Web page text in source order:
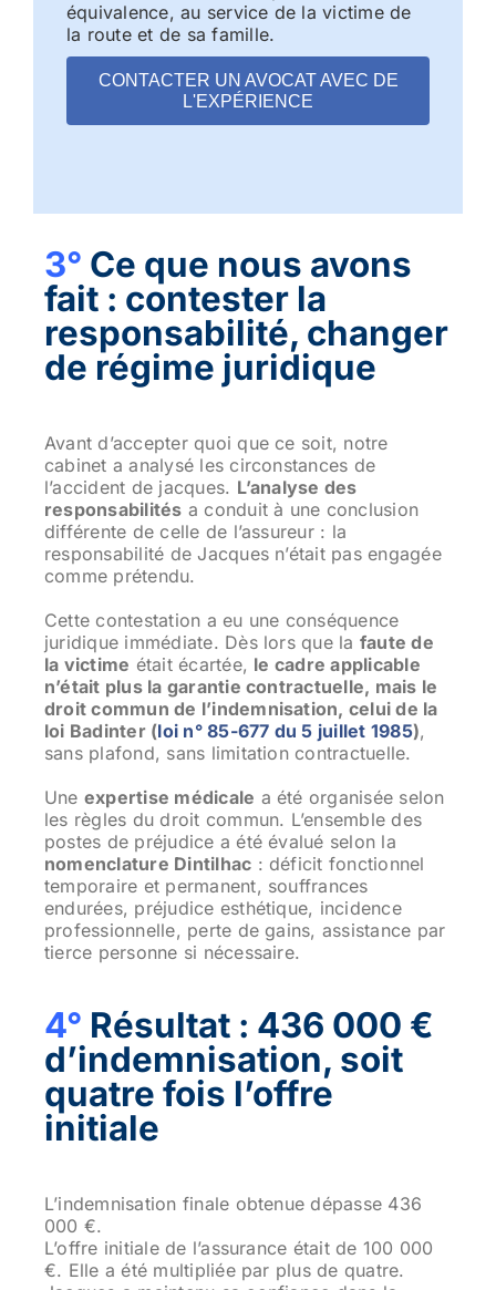
équivalence, au service de la victime de
la route et de sa famille.
CONTACTER UN AVOCAT AVEC DE
L'EXPÉRIENCE
3° Ce que nous avons
fait : contester la
responsabilité, changer
de régime juridique
Avant d’accepter quoi que ce soit, notre
cabinet a analysé les circonstances de
l’accident de jacques. L’analyse des
responsabilités a conduit à une conclusion
différente de celle de l’assureur : la
responsabilité de Jacques n’était pas engagée
comme prétendu.
Cette contestation a eu une conséquence
juridique immédiate. Dès lors que la faute de
la victime était écartée, le cadre applicable
n’était plus la garantie contractuelle, mais le
droit commun de l’indemnisation, celui de la
loi Badinter (loi n° 85-677 du 5 juillet 1985),
sans plafond, sans limitation contractuelle.
Une expertise médicale a été organisée selon
les règles du droit commun. L’ensemble des
postes de préjudice a été évalué selon la
nomenclature Dintilhac : déficit fonctionnel
temporaire et permanent, souffrances
endurées, préjudice esthétique, incidence
professionnelle, perte de gains, assistance par
tierce personne si nécessaire.
4° Résultat : 436 000 €
d’indemnisation, soit
quatre fois l’offre
initiale
L’indemnisation finale obtenue dépasse 436
000 €.
L’offre initiale de l’assurance était de 100 000
€. Elle a été multipliée par plus de quatre.